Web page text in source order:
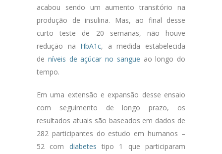
acabou sendo um aumento transitório na
produção de insulina. Mas, ao final desse
curto teste de 20 semanas, não houve
redução na HbA1c, a medida estabelecida
de níveis de açúcar no sangue ao longo do
tempo.
Em uma extensão e expansão desse ensaio
com seguimento de longo prazo, os
resultados atuais são baseados em dados de
282 participantes do estudo em humanos –
52 com diabetes tipo 1 que participaram